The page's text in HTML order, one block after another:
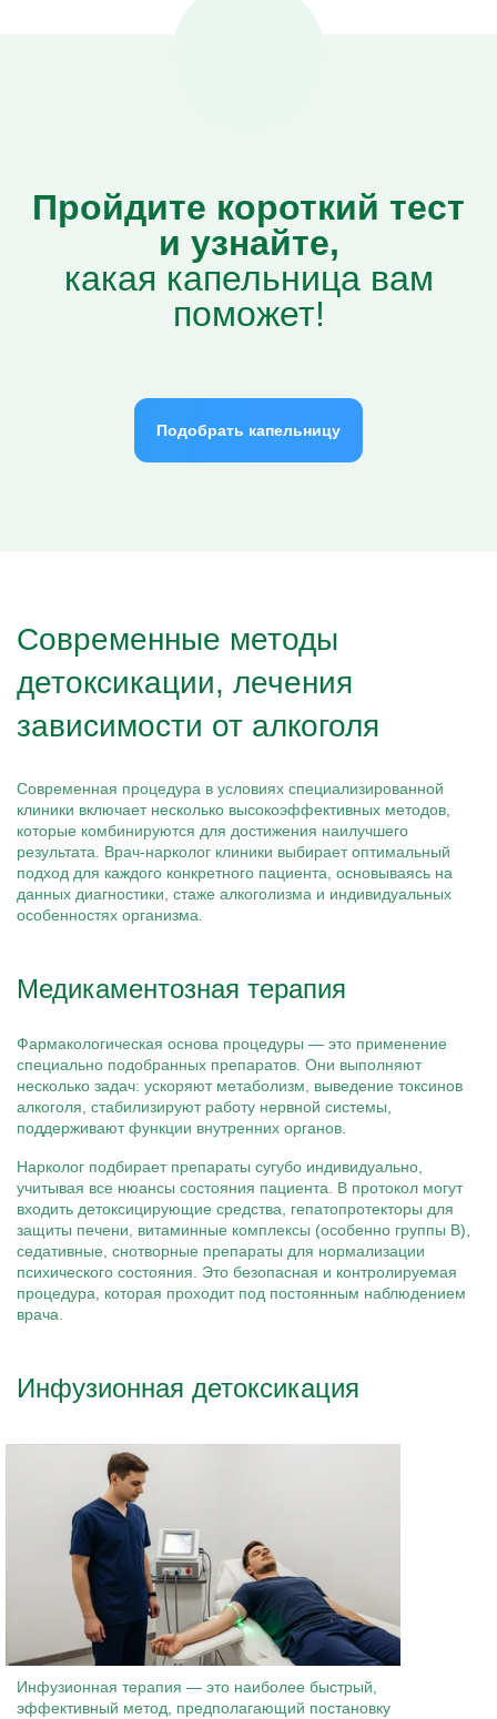
Пройдите короткий тест
и узнайте,
какая капельница вам
поможет!
Подобрать капельницу
Современные методы
детоксикации, лечения
зависимости от алкоголя
Современная процедура в условиях специализированной
клиники включает несколько высокоэффективных методов,
которые комбинируются для достижения наилучшего
результата. Врач-нарколог клиники выбирает оптимальный
подход для каждого конкретного пациента, основываясь на
данных диагностики, стаже алкоголизма и индивидуальных
особенностях организма.
Медикаментозная терапия
Фармакологическая основа процедуры — это применение
специально подобранных препаратов. Они выполняют
несколько задач: ускоряют метаболизм, выведение токсинов
алкоголя, стабилизируют работу нервной системы,
поддерживают функции внутренних органов.
Нарколог подбирает препараты сугубо индивидуально,
учитывая все нюансы состояния пациента. В протокол могут
входить детоксицирующие средства, гепатопротекторы для
защиты печени, витаминные комплексы (особенно группы B),
седативные, снотворные препараты для нормализации
психического состояния. Это безопасная и контролируемая
процедура, которая проходит под постоянным наблюдением
врача.
Инфузионная детоксикация
Инфузионная терапия — это наиболее быстрый,
эффективный метод, предполагающий постановку